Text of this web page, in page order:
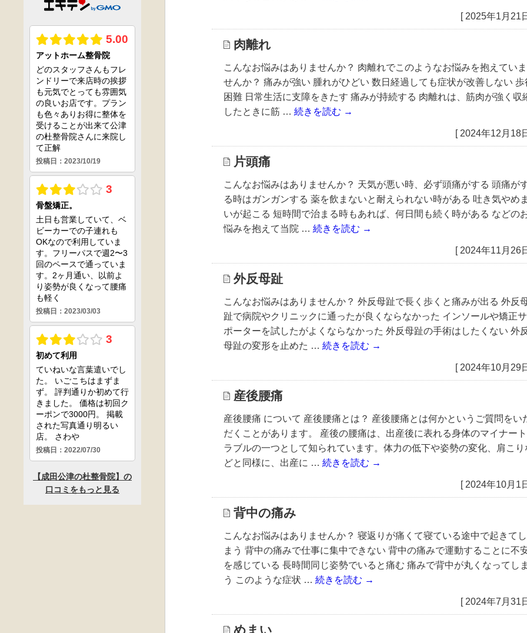
[ 2025年1月21
肉離れ
こんなお悩みはありませんか？ 肉離れでこのようなお悩みを抱えていま
せんか？ 痛みが強い 腫れがひどい 数日経過しても症状が改善しない 歩
困難 日常生活に支障をきたす 痛みが持続する 肉離れは、筋肉が強く収
したときに筋 … 続きを読む →
[ 2024年12月18
片頭痛
こんなお悩みはありませんか？ 天気が悪い時、必ず頭痛がする 頭痛が
る時はガンガンする 薬を飲まないと耐えられない時がある 吐き気やめま
いが起こる 短時間で治まる時もあれば、何日間も続く時がある などの
悩みを抱えて当院 … 続きを読む →
[ 2024年11月26
外反母趾
こんなお悩みはありませんか？ 外反母趾で長く歩くと痛みが出る 外反
趾で病院やクリニックに通ったが良くならなかった インソールや矯正サ
ポーターを試したがよくならなかった 外反母趾の手術はしたくない 外反
母趾の変形を止めた … 続きを読む →
[ 2024年10月29
産後腰痛
産後腰痛 について 産後腰痛とは？ 産後腰痛とは何かというご質問をい
だくことがあります。 産後の腰痛は、出産後に表れる身体のマイナート
ラブルの一つとして知られています。体力の低下や姿勢の変化、肩こり
どと同様に、出産に … 続きを読む →
[ 2024年10月1
背中の痛み
こんなお悩みはありませんか？ 寝返りが痛くて寝ている途中で起きてし
まう 背中の痛みで仕事に集中できない 背中の痛みで運動することに不
を感じている 長時間同じ姿勢でいると痛む 痛みで背中が丸くなってしま
う このような症状 … 続きを読む →
[ 2024年7月31
めまい